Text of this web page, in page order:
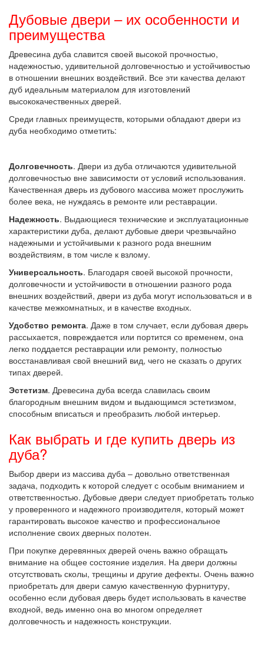
Дубовые двери – их особенности и
преимущества
Древесина дуба славится своей высокой прочностью,
надежностью, удивительной долговечностью и устойчивостью
в отношении внешних воздействий. Все эти качества делают
дуб идеальным материалом для изготовлений
высококачественных дверей.
Среди главных преимуществ, которыми обладают двери из
дуба необходимо отметить:
Долговечность. Двери из дуба отличаются удивительной
долговечностью вне зависимости от условий использования.
Качественная дверь из дубового массива может прослужить
более века, не нуждаясь в ремонте или реставрации.
Надежность. Выдающиеся технические и эксплуатационные
характеристики дуба, делают дубовые двери чрезвычайно
надежными и устойчивыми к разного рода внешним
воздействиям, в том числе к взлому.
Универсальность. Благодаря своей высокой прочности,
долговечности и устойчивости в отношении разного рода
внешних воздействий, двери из дуба могут использоваться и в
качестве межкомнатных, и в качестве входных.
Удобство ремонта. Даже в том случает, если дубовая дверь
рассыхается, повреждается или портится со временем, она
легко поддается реставрации или ремонту, полностью
восстанавливая свой внешний вид, чего не сказать о других
типах дверей.
Эстетизм. Древесина дуба всегда славилась своим
благородным внешним видом и выдающимся эстетизмом,
способным вписаться и преобразить любой интерьер.
Как выбрать и где купить дверь из
дуба?
Выбор двери из массива дуба – довольно ответственная
задача, подходить к которой следует с особым вниманием и
ответственностью. Дубовые двери следует приобретать только
у проверенного и надежного производителя, который может
гарантировать высокое качество и профессиональное
исполнение своих дверных полотен.
При покупке деревянных дверей очень важно обращать
внимание на общее состояние изделия. На двери должны
отсутствовать сколы, трещины и другие дефекты. Очень важно
приобретать для двери самую качественную фурнитуру,
особенно если дубовая дверь будет использовать в качестве
входной, ведь именно она во многом определяет
долговечность и надежность конструкции.